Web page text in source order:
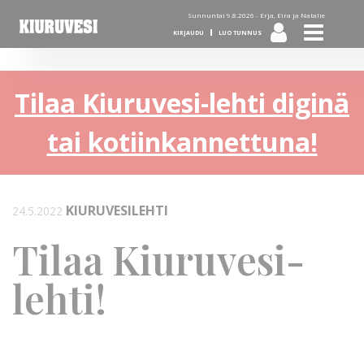
Sunnuntai 9.8.2026 - Erja, Eira ja Natalie
KIRJAUDU LUO TUNNUS
Tilaa Kiuruvesi-lehti diginä
tai kotiinkannettuna!
24.5.2022 KIURUVESILEHTI
Tilaa Kiuruvesi-
lehti!